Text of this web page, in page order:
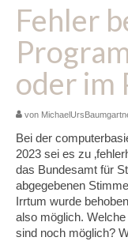
Über mich
Glossar
Blog
Links
Kontakt
Fehler
oder im
von
Bei der
2023 sei es zu
das Bundesamt für
abgegebenen
Irrtum wurde
also möglich. Welche
sind noch möglich?